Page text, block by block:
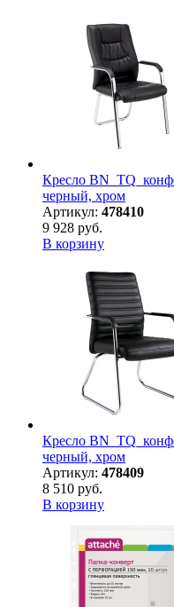
Кресло
черный, хром
Артикул: 478410
9 928 руб.
В корзину
Кресло
черный, хром
Артикул: 478409
8 510 руб.
В корзину